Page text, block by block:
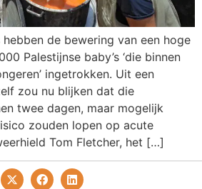
de bewering van een hoge
Palestijnse baby’s ‘die binnen
ingetrokken. Uit een
zou nu blijken dat die
twee dagen, maar mogelijk
zouden lopen op acute
Tom Fletcher, het […]